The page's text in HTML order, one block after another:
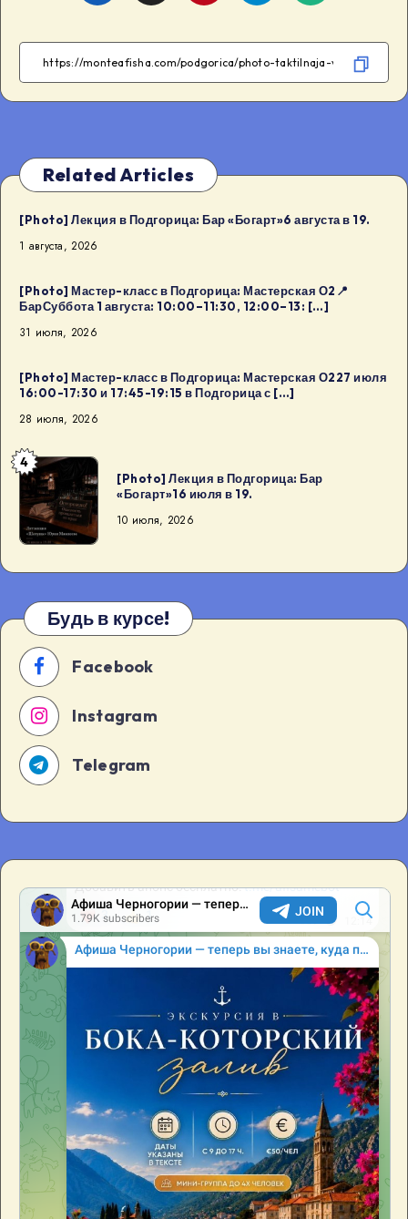
FacebookTwitter
TelegramWhatsApp
Related Articles
[Photo] Лекция в Подгорица: Бар «Богарт»6 августа в 19.
1 августа, 2026
[Photo] Мастер-класс в Подгорица: Мастерская О2📍
БарСуббота 1 августа: 10:00–11:30, 12:00–13: […]
31 июля, 2026
[Photo] Мастер-класс в Подгорица: Мастерская О227 июля
16:00-17:30 и 17:45-19:15 в Подгорица с […]
28 июля, 2026
[Photo]
Лекция
в
Подгорица:
июля
в
19.
4
[Photo] Лекция в Подгорица: Бар
«Богарт»16 июля в 19.
10 июля, 2026
Будь в курсе!
Facebook
Instagram
Telegram